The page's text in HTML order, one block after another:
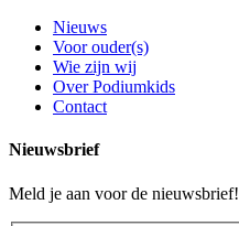
Nieuws
Voor ouder(s)
Wie zijn wij
Over Podiumkids
Contact
Nieuwsbrief
Meld je aan voor de nieuwsbrief!